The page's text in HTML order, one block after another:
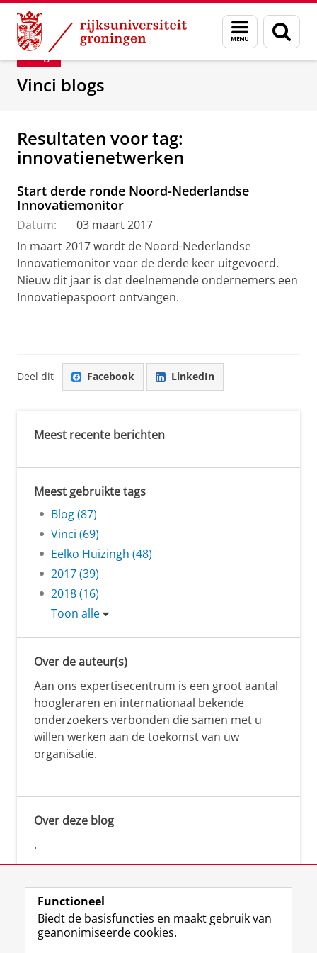
Skip
Content
Skip
Navigation
Menu
en
zoeken
Department of Innovation Management &
Blog
Vinci blogs
Resultaten voor tag:
innovatienetwerken
Start derde ronde Noord-Nederlandse
Innovatiemonitor
Datum:
03 maart 2017
In maart 2017 wordt de Noord-Nederlandse
Innovatiemonitor voor de derde keer uitgevoerd.
Nieuw dit jaar is dat deelnemende ondernemers een
Innovatiepaspoort ontvangen.
Deel dit Facebook LinkedIn
Meest recente berichten
Meest gebruikte tags
Blog (87)
Vinci (69)
Eelko Huizingh (48)
2017 (39)
2018 (16)
Toon alle
Over de auteur(s)
Aan ons expertisecentrum is een groot aantal
hoogleraren en internationaal bekende
onderzoekers verbonden die samen met u
willen werken aan de toekomst van uw
organisatie.
Over deze blog
.
Functioneel
Biedt de basisfuncties en maakt gebruik van
geanonimiseerde cookies.